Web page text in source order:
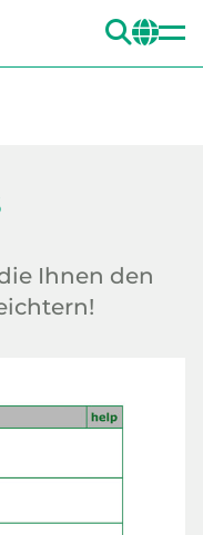
Ihnen den